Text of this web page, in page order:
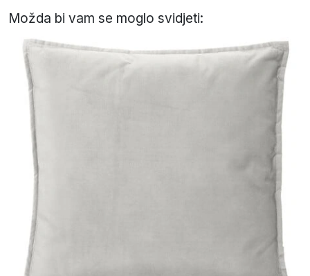
Možda bi vam se moglo svidjeti: